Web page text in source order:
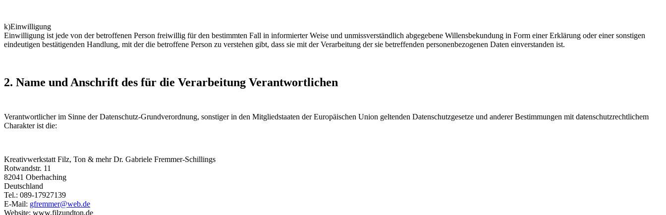
k)Einwilligung
Einwilligung ist jede von der betroffenen Person freiwillig für den bestimmten Fall in informierter Weise und unmissverständlich abgegebene Willensbekundung in Form einer Erklärung oder einer sonstigen
eindeutigen bestätigenden Handlung, mit der die betroffene Person zu verstehen gibt, dass sie mit der Verarbeitung der sie betreffenden personenbezogenen Daten einverstanden ist.
2. Name und Anschrift des für die Verarbeitung Verantwortlichen
Verantwortlicher im Sinne der Datenschutz-Grundverordnung, sonstiger in den Mitgliedstaaten der Europäischen Union geltenden Datenschutzgesetze und anderer Bestimmungen mit datenschutzrechtlichem
Charakter ist die:
Kreativwerkstatt Filz, Ton & mehr Dr. Gabriele Fremmer-Schillings
Rotwandstr. 11
82041 Oberhaching
Deutschland
Tel.: 089-17927139
E-Mail: gfremmer@web.de
Website: www.filzundton.de